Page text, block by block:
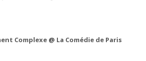
Complexe @ La Comédie de Paris